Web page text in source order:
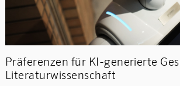
Präferenzen für KI-generierte
Literaturwissenschaft